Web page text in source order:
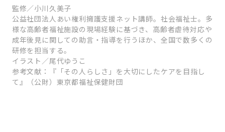
監修／小川久美子
公益社団法人あい権利擁護支援ネット講師。社会福祉士。多
様な高齢者福祉施設の現場経験に基づき、高齢者虐待対応や
成年後見に関しての助言・指導を行うほか、全国で数多くの
研修を担当する。
イラスト／尾代ゆうこ
参考文献：『「その人らしさ」を大切にしたケアを目指し
て』（公財）東京都福祉保健財団